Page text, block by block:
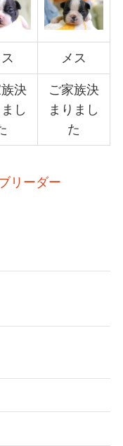
メス
決
し
ご家族決
まりまし
た
リーダー